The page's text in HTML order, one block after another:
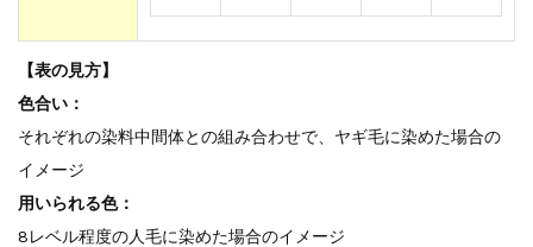
【表の見方】
色合い：
それぞれの染料中間体との組み合わせで、ヤギ毛に染めた場合の
イメージ
用いられる色：
8レベル程度の人毛に染めた場合のイメージ